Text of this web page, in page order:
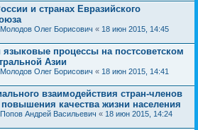
и странах Евразийского
Молодов Олег Борисович « 18 июн 2015, 14:45
языковые процессы на постсоветском
Азии
Молодов Олег Борисович « 18 июн 2015, 14:41
взаимодействия стран-членов
качества жизни населения
Попов Андрей Васильевич « 18 июн 2015, 14:24